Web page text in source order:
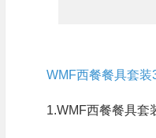
WMF西餐餐具套
1.WMF西餐餐具套